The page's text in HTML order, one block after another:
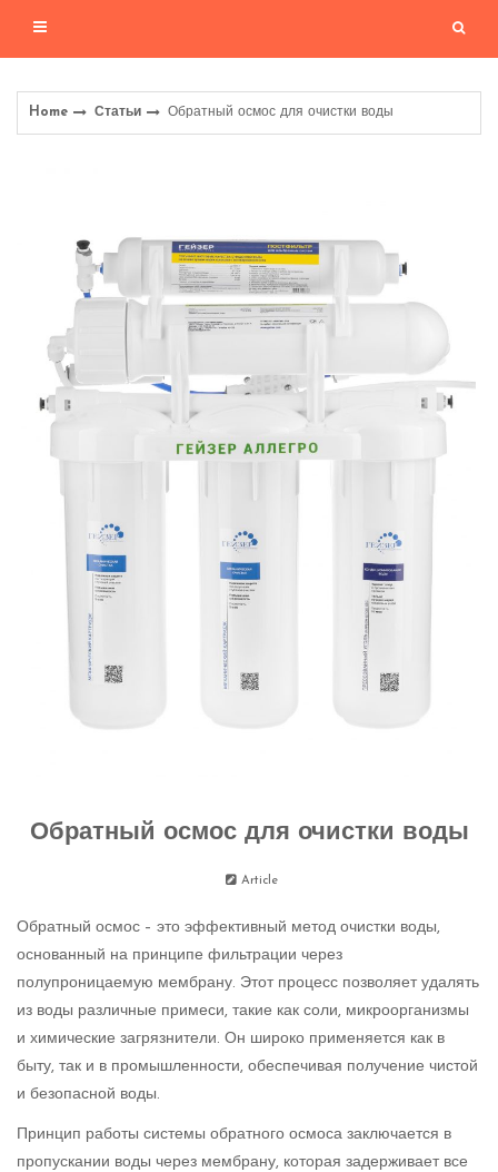
Home Статьи Обратный осмос для очистки воды
Обратный осмос для очистки воды
Article
Обратный осмос – это эффективный метод очистки воды,
основанный на принципе фильтрации через
полупроницаемую мембрану. Этот процесс позволяет удалять
из воды различные примеси, такие как соли, микроорганизмы
и химические загрязнители. Он широко применяется как в
быту, так и в промышленности, обеспечивая получение чистой
и безопасной воды.
Принцип работы системы обратного осмоса заключается в
пропускании воды через мембрану, которая задерживает все